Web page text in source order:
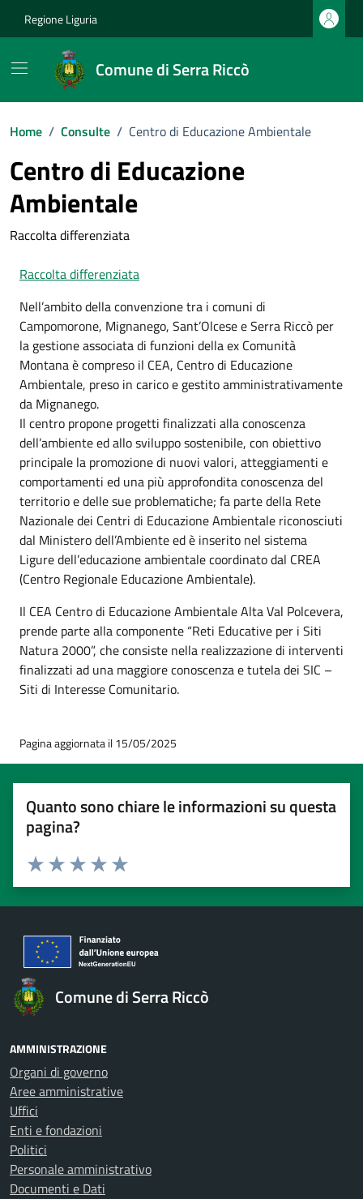
Regione Liguria
Comune di Serra Riccò
Home / Consulte / Centro di Educazione Ambientale
Centro di Educazione
Ambientale
Raccolta differenziata
Raccolta differenziata
Nell’ambito della convenzione tra i comuni di
Campomorone, Mignanego, Sant’Olcese e Serra Riccò per
la gestione associata di funzioni della ex Comunità
Montana è compreso il CEA, Centro di Educazione
Ambientale, preso in carico e gestito amministrativamente
da Mignanego.
Il centro propone progetti finalizzati alla conoscenza
dell’ambiente ed allo sviluppo sostenibile, con obiettivo
principale la promozione di nuovi valori, atteggiamenti e
comportamenti ed una più approfondita conoscenza del
territorio e delle sue problematiche; fa parte della Rete
Nazionale dei Centri di Educazione Ambientale riconosciuti
dal Ministero dell’Ambiente ed è inserito nel sistema
Ligure dell’educazione ambientale coordinato dal CREA
(Centro Regionale Educazione Ambientale).
Il CEA Centro di Educazione Ambientale Alta Val Polcevera,
prende parte alla componente “Reti Educative per i Siti
Natura 2000”, che consiste nella realizzazione di interventi
finalizzati ad una maggiore conoscenza e tutela dei SIC –
Siti di Interesse Comunitario.
Pagina aggiornata il 15/05/2025
Quanto sono chiare le informazioni su questa
pagina?
Valuta 5 stelle su 5
Valuta 4 stelle su 5
Valuta 3 stelle su 5
Valuta 2 stelle su 5
Valuta 1 stelle su 5
Comune di Serra Riccò
AMMINISTRAZIONE
Organi di governo
Aree amministrative
Uffici
Enti e fondazioni
Politici
Personale amministrativo
Documenti e Dati